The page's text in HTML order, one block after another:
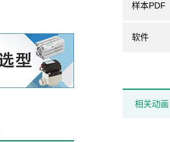
样本PDF
软件
相关动画